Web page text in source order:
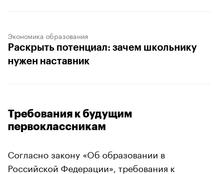
Экономика образования
Раскрыть потенциал: зачем школьнику
нужен наставник
Требования к будущим
первоклассникам
Согласно закону «Об образовании в
Российской Федерации», требования к